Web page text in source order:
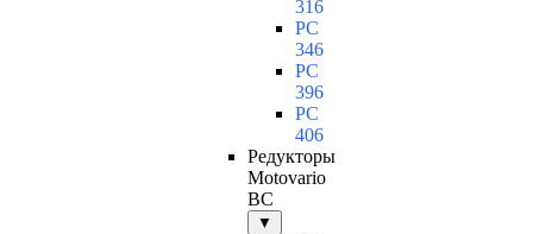
316
PC
346
PC
396
PC
406
Редукторы
Motovario
BC
▼